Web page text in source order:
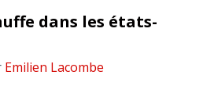
dans les états-
Emilien Lacombe